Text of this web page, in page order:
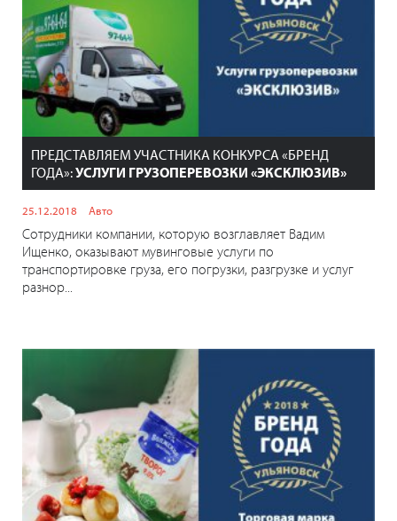
ПРЕДСТАВЛЯЕМ УЧАСТНИКА КОНКУРСА «БРЕНД
ГОДА»:УСЛУГИ ГРУЗОПЕРЕВОЗКИ «ЭКСКЛЮЗИВ»
25.12.2018 Авто
Сотрудники компании, которую возглавляет Вадим
Ищенко, оказывают мувинговые услуги по
транспортировке груза, его погрузки, разгрузке и услуг
разнор...